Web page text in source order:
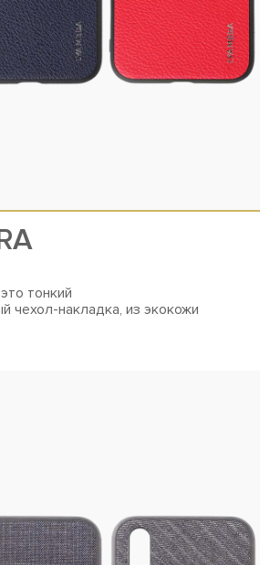
тонкий
чехол-накладка, из экокожи